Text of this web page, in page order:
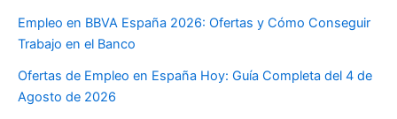
Empleo en BBVA España 2026: Ofertas y Cómo Conseguir
Trabajo en el Banco
Ofertas de Empleo en España Hoy: Guía Completa del 4 de
Agosto de 2026